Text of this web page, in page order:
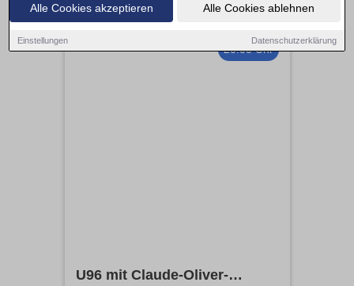
Alle Cookies akzeptieren Alle Cookies ablehnen
Einstellungen Datenschutzerklärung
20:00 Uhr
U96 mit Claude-Oliver-